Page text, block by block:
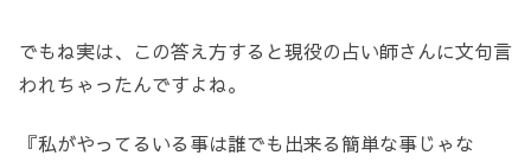
でもね実は、この答え方すると現役の占い師さんに文句言
われちゃったんですよね。
『私がやってるいる事は誰でも出来る簡単な事じゃな